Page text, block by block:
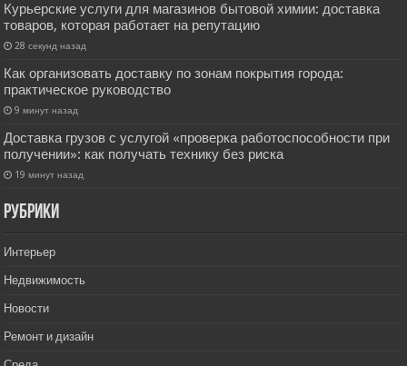
Курьерские услуги для магазинов бытовой химии: доставка
товаров, которая работает на репутацию
28 секунд назад
Как организовать доставку по зонам покрытия города:
практическое руководство
9 минут назад
Доставка грузов с услугой «проверка работоспособности при
получении»: как получать технику без риска
19 минут назад
РУбрики
Интерьер
Недвижимость
Новости
Ремонт и дизайн